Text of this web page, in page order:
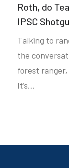
Roth, do
IPSC
Talking to
the
forest
It’s…